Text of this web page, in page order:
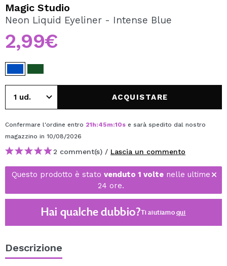
Creando un account su Maquibeauty.it potrai fare i tuoi
acquisti velocemente, controllare lo stato dei tuoi ordini e
consultare le tue operazioni precedenti.
Magic Studio
Neon Liquid Eyeliner - Intense Blue
2,99€
ACQUISTARE
Confermare l'ordine entro 21h:45m:10s e sarà spedito dal nostro
magazzino in 10/08/2026
2 comment(s) / Lascia un commento
Questo prodotto è stato venduto 1 volte nelle ultime
24 ore.
Hai qualche dubbio?Ti aiutiamoqui
Descrizione